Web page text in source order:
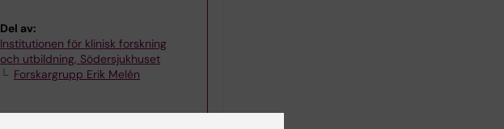
Del av:
Institutionen för klinisk forskning
och utbildning, Södersjukhuset
Forskargrupp Erik Melén